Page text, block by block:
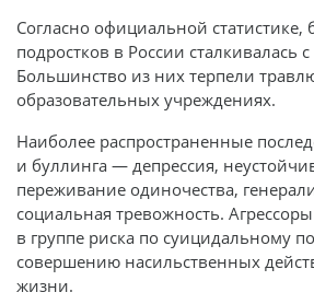
Согласно официальной статистике,
подростков в России сталкивалась
Большинство из них терпели
образовательных учреждениях.
Наиболее распространенные
и буллинга — депрессия,
переживание одиночества,
социальная тревожность.
в группе риска по суицидальному
совершению насильственных
жизни.